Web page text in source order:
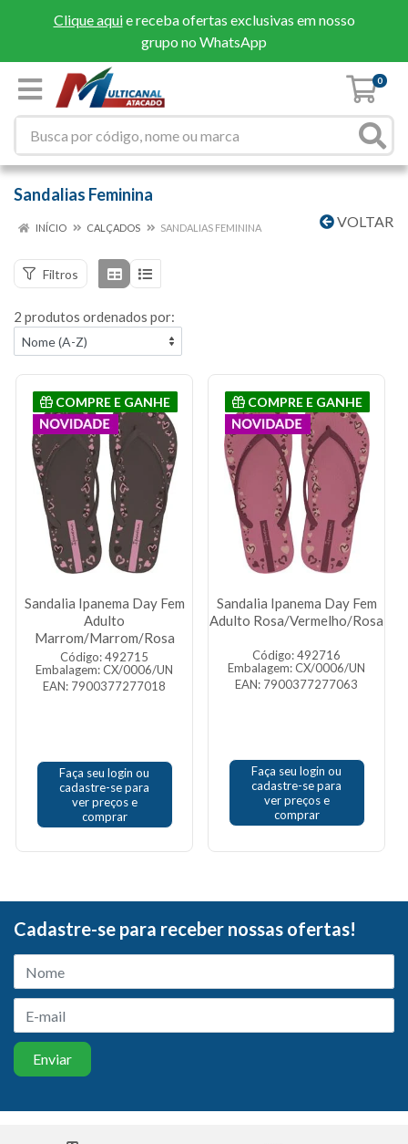
Clique aquie receba ofertas exclusivas em nosso
grupo no WhatsApp
0
Sandalias Feminina
VOLTAR
INÍCIO CALÇADOS SANDALIAS FEMININA
Filtros
2 produtos ordenados por:
COMPRE E GANHE
Sandalia Ipanema Day Fem
Adulto
Marrom/Marrom/Rosa
Código: 492715
Embalagem: CX/0006/UN
EAN: 7900377277018
Faça seu login ou
cadastre-se para
ver preços e
comprar
COMPRE E GANHE
Sandalia Ipanema Day Fem
Adulto Rosa/Vermelho/Rosa
Código: 492716
Embalagem: CX/0006/UN
EAN: 7900377277063
Faça seu login ou
cadastre-se para
ver preços e
comprar
Cadastre-se para receber nossas ofertas!